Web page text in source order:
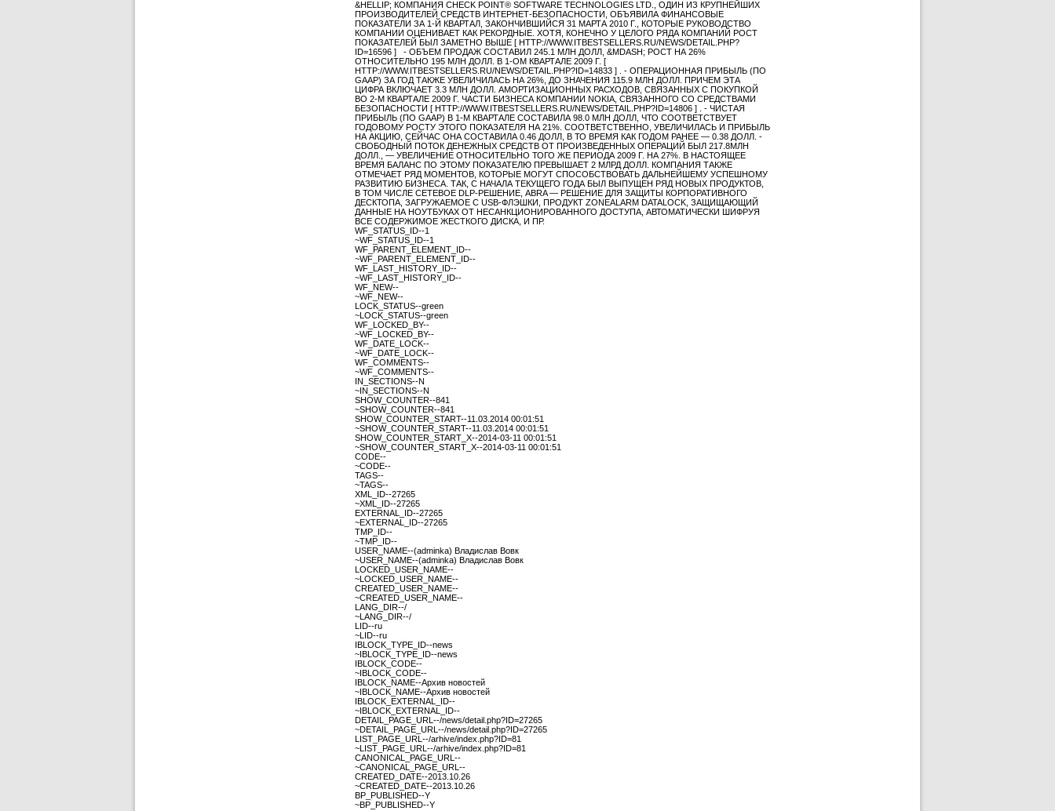
&HELLIP; КОМПАНИЯ CHECK POINT® SOFTWARE TECHNOLOGIES LTD., ОДИН ИЗ КРУПНЕЙШИХ
ПРОИЗВОДИТЕЛЕЙ СРЕДСТВ ИНТЕРНЕТ-БЕЗОПАСНОСТИ, ОБЪЯВИЛА ФИНАНСОВЫЕ
ПОКАЗАТЕЛИ ЗА 1-Й КВАРТАЛ, ЗАКОНЧИВШИЙСЯ 31 МАРТА 2010 Г., КОТОРЫЕ РУКОВОДСТВО
КОМПАНИИ ОЦЕНИВАЕТ КАК РЕКОРДНЫЕ. ХОТЯ, КОНЕЧНО У ЦЕЛОГО РЯДА КОМПАНИЙ РОСТ
ПОКАЗАТЕЛЕЙ БЫЛ ЗАМЕТНО ВЫШЕ [ HTTP://WWW.ITBESTSELLERS.RU/NEWS/DETAIL.PHP?
ID=16596 ] - ОБЪЕМ ПРОДАЖ СОСТАВИЛ 245.1 МЛН ДОЛЛ, &MDASH; РОСТ НА 26%
ОТНОСИТЕЛЬНО 195 МЛН ДОЛЛ. В 1-ОМ КВАРТАЛЕ 2009 Г. [
HTTP://WWW.ITBESTSELLERS.RU/NEWS/DETAIL.PHP?ID=14833 ] . - ОПЕРАЦИОННАЯ ПРИБЫЛЬ (ПО
GAAP) ЗА ГОД ТАКЖЕ УВЕЛИЧИЛАСЬ НА 26%, ДО ЗНАЧЕНИЯ 115.9 МЛН ДОЛЛ. ПРИЧЕМ ЭТА
ЦИФРА ВКЛЮЧАЕТ 3.3 МЛН ДОЛЛ. АМОРТИЗАЦИОННЫХ РАСХОДОВ, СВЯЗАННЫХ С ПОКУПКОЙ
ВО 2-М КВАРТАЛЕ 2009 Г. ЧАСТИ БИЗНЕСА КОМПАНИИ NOKIA, СВЯЗАННОГО СО СРЕДСТВАМИ
БЕЗОПАСНОСТИ [ HTTP://WWW.ITBESTSELLERS.RU/NEWS/DETAIL.PHP?ID=14806 ] . - ЧИСТАЯ
ПРИБЫЛЬ (ПО GAAP) В 1-М КВАРТАЛЕ СОСТАВИЛА 98.0 МЛН ДОЛЛ, ЧТО СООТВЕТСТВУЕТ
ГОДОВОМУ РОСТУ ЭТОГО ПОКАЗАТЕЛЯ НА 21%. СООТВЕТСТВЕННО, УВЕЛИЧИЛАСЬ И ПРИБЫЛЬ
НА АКЦИЮ, СЕЙЧАС ОНА СОСТАВИЛА 0.46 ДОЛЛ, В ТО ВРЕМЯ КАК ГОДОМ РАНЕЕ — 0.38 ДОЛЛ. -
СВОБОДНЫЙ ПОТОК ДЕНЕЖНЫХ СРЕДСТВ ОТ ПРОИЗВЕДЕННЫХ ОПЕРАЦИЙ БЫЛ 217.8МЛН
ДОЛЛ., — УВЕЛИЧЕНИЕ ОТНОСИТЕЛЬНО ТОГО ЖЕ ПЕРИОДА 2009 Г. НА 27%. В НАСТОЯЩЕЕ
ВРЕМЯ БАЛАНС ПО ЭТОМУ ПОКАЗАТЕЛЮ ПРЕВЫШАЕТ 2 МЛРД ДОЛЛ. КОМПАНИЯ ТАКЖЕ
ОТМЕЧАЕТ РЯД МОМЕНТОВ, КОТОРЫЕ МОГУТ СПОСОБСТВОВАТЬ ДАЛЬНЕЙШЕМУ УСПЕШНОМУ
РАЗВИТИЮ БИЗНЕСА. ТАК, С НАЧАЛА ТЕКУЩЕГО ГОДА БЫЛ ВЫПУЩЕН РЯД НОВЫХ ПРОДУКТОВ,
В ТОМ ЧИСЛЕ СЕТЕВОЕ DLP-РЕШЕНИЕ, ABRA — РЕШЕНИЕ ДЛЯ ЗАЩИТЫ КОРПОРАТИВНОГО
ДЕСКТОПА, ЗАГРУЖАЕМОЕ С USB-ФЛЭШКИ, ПРОДУКТ ZONEALARM DATALOCK, ЗАЩИЩАЮЩИЙ
ДАННЫЕ НА НОУТБУКАХ ОТ НЕСАНКЦИОНИРОВАННОГО ДОСТУПА, АВТОМАТИЧЕСКИ ШИФРУЯ
ВСЕ СОДЕРЖИМОЕ ЖЕСТКОГО ДИСКА, И ПР.
WF_STATUS_ID--1
~WF_STATUS_ID--1
WF_PARENT_ELEMENT_ID--
~WF_PARENT_ELEMENT_ID--
WF_LAST_HISTORY_ID--
~WF_LAST_HISTORY_ID--
WF_NEW--
~WF_NEW--
LOCK_STATUS--green
~LOCK_STATUS--green
WF_LOCKED_BY--
~WF_LOCKED_BY--
WF_DATE_LOCK--
~WF_DATE_LOCK--
WF_COMMENTS--
~WF_COMMENTS--
IN_SECTIONS--N
~IN_SECTIONS--N
SHOW_COUNTER--841
~SHOW_COUNTER--841
SHOW_COUNTER_START--11.03.2014 00:01:51
~SHOW_COUNTER_START--11.03.2014 00:01:51
SHOW_COUNTER_START_X--2014-03-11 00:01:51
~SHOW_COUNTER_START_X--2014-03-11 00:01:51
CODE--
~CODE--
TAGS--
~TAGS--
XML_ID--27265
~XML_ID--27265
EXTERNAL_ID--27265
~EXTERNAL_ID--27265
TMP_ID--
~TMP_ID--
USER_NAME--(adminka) Владислав Вовк
~USER_NAME--(adminka) Владислав Вовк
LOCKED_USER_NAME--
~LOCKED_USER_NAME--
CREATED_USER_NAME--
~CREATED_USER_NAME--
LANG_DIR--/
~LANG_DIR--/
LID--ru
~LID--ru
IBLOCK_TYPE_ID--news
~IBLOCK_TYPE_ID--news
IBLOCK_CODE--
~IBLOCK_CODE--
IBLOCK_NAME--Архив новостей
~IBLOCK_NAME--Архив новостей
IBLOCK_EXTERNAL_ID--
~IBLOCK_EXTERNAL_ID--
DETAIL_PAGE_URL--/news/detail.php?ID=27265
~DETAIL_PAGE_URL--/news/detail.php?ID=27265
LIST_PAGE_URL--/arhive/index.php?ID=81
~LIST_PAGE_URL--/arhive/index.php?ID=81
CANONICAL_PAGE_URL--
~CANONICAL_PAGE_URL--
CREATED_DATE--2013.10.26
~CREATED_DATE--2013.10.26
BP_PUBLISHED--Y
~BP_PUBLISHED--Y